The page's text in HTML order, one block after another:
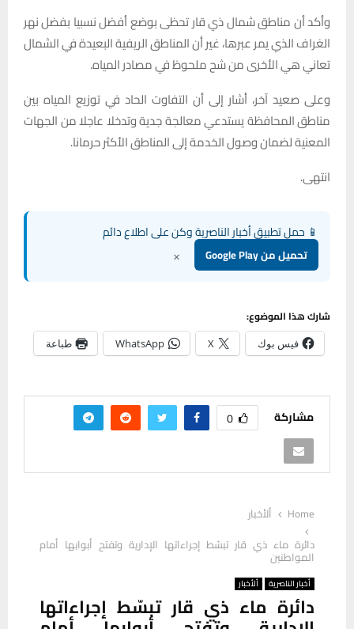
وأكد أن مناطق شمال ذي قار تحظى بوضع أفضل نسبيا بفضل نهر
الغراف الذي يمر عبرها، غير أن المناطق الريفية البعيدة في الشمال
تعاني هي الأخرى من شح ملحوظ في مصادر المياه.
وعلى صعيد آخر، أشار إلى أن التفاوت الحاد في توزيع المياه بين
مناطق المحافظة يستدعي معالجة جدية وتدخلا عاجلا من الجهات
المعنية لضمان وصول الخدمة إلى المناطق الأكثر حرمانا.
انتهى.
📱 حمل تطبيق أخبار الناصرية وكن على اطلاع دائم
تحميل من Google Play ×
شارك هذا الموضوع:
فيس بوك X
WhatsApp طباعة
مشاركة 0
Home
ألأخبار
دائرة ماء ذي قار تبسّط إجراءاتها الإدارية وتفتح أبوابها أمام
المواطنين
أخبار الناصرية ألأخبار
دائرة ماء ذي قار تبسّط إجراءاتها